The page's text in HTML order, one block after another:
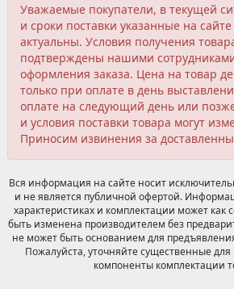
Уважаемые покупатели, в текущей
и сроки поставки указанные на
актуальны. Условия получения
подтверждены нашими
оформления заказа. Цена на товар
только при оплате в день
оплате на следующий день или
и условия поставки товара могут
Приносим извинения за
Вся информация на сайте носит
и не является публичной офертой.
характеристиках и комплектации может как
быть изменена производителем без
не может быть основанием для
Пожалуйста, уточняйте существенные для
компоненты комплектации